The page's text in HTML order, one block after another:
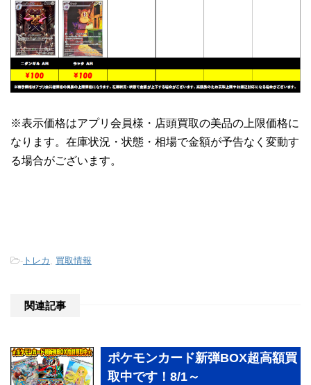
※表示価格はアプリ会員様・店頭買取の美品の上限価格に
なります。在庫状況・状態・相場で金額が予告なく変動す
る場合がございます。
- トレカ 買取情報
関連記事
ポケモンカード新弾BOX超高額買
取中です！8/1～